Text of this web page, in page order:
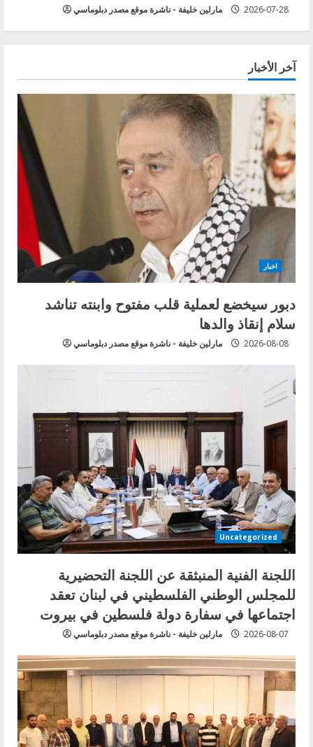
مارلين خليفة - ناشرة موقع مصدر دبلوماسي 2026-07-28
آخر الأخبار
اخبار
دبور سيخضع لعملية قلب مفتوح وابنته تناشد
سلام إنقاذ والدها
مارلين خليفة - ناشرة موقع مصدر دبلوماسي 2026-08-08
Uncategorized
اللجنة الفنية المنبثقة عن اللجنة التحضيرية
للمجلس الوطني الفلسطيني في لبنان تعقد
اجتماعها في سفارة دولة فلسطين في بيروت
مارلين خليفة - ناشرة موقع مصدر دبلوماسي 2026-08-07